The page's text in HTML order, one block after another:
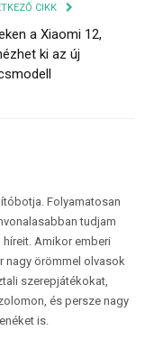
CIKK
a Xiaomi 12,
ki az új
Folyamatosan
tudjam
Amikor emberi
nagy örömmel olvasok
szerepjátékokat,
és persze nagy
is.